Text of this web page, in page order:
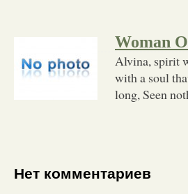
Woman
Alvina, spirit
with a soul
long, Seen
Нет комментариев